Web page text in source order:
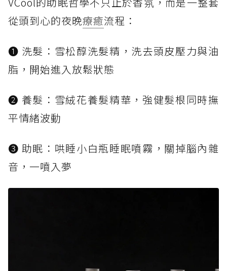
從頭到心的夜晚療癒流程：
➊ 洗髮：雪松醇洗髮精，洗去頭皮壓力與油
脂，開始進入放鬆狀態
➋ 養髮：雪絨花養髮精華，強健髮根同時撫
平情緒波動
➌ 助眠：哄睡小白瓶睡眠噴霧，關掉腦內雜
音，一噴入夢